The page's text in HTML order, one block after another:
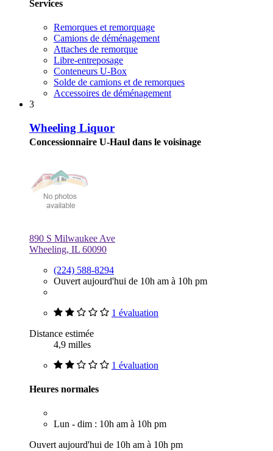
Services
Remorques et remorquage
Camions de déménagement
Attaches de remorque
Libre-entreposage
Conteneurs U-Box
Solde de camions et de remorques
Accessoires de déménagement
3
Wheeling Liquor
Concessionnaire U-Haul dans le voisinage
890 S Milwaukee Ave
Wheeling, IL 60090
(224) 588-8294
Ouvert aujourd'hui de 10h am à 10h pm
1 évaluation
Distance estimée
4,9 milles
1 évaluation
Heures normales
Lun - dim : 10h am à 10h pm
Ouvert aujourd'hui de 10h am à 10h pm